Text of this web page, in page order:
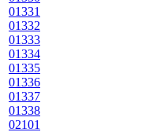
01331
01332
01333
01334
01335
01336
01337
01338
02101